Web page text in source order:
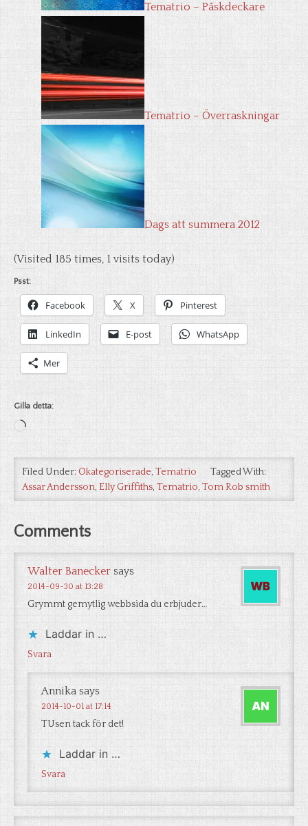
Tematrio – Påskdeckare
Tematrio – Överraskningar
Dags att summera 2012
(Visited 185 times, 1 visits today)
Psst:
Facebook X Pinterest
LinkedIn E-post WhatsApp
Mer
Gilla detta:
Laddar
…
Filed Under: Okategoriserade, Tematrio
Tagged With:
Assar Andersson, Elly Griffiths, Tematrio, Tom Rob smith
Comments
Walter Banecker says
2014-09-30 at 13:28
Grymmt gemytlig webbsida du erbjuder…
Laddar in …
Svara
Annika says
2014-10-01 at 17:14
TUsen tack för det!
Laddar in …
Svara